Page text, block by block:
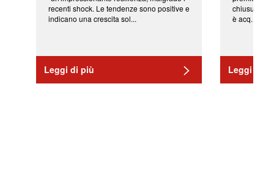
recenti shock. Le tendenze sono positive e
indicano una crescita sol...
Leggi di più
chiusura
è acq...
Leggi di